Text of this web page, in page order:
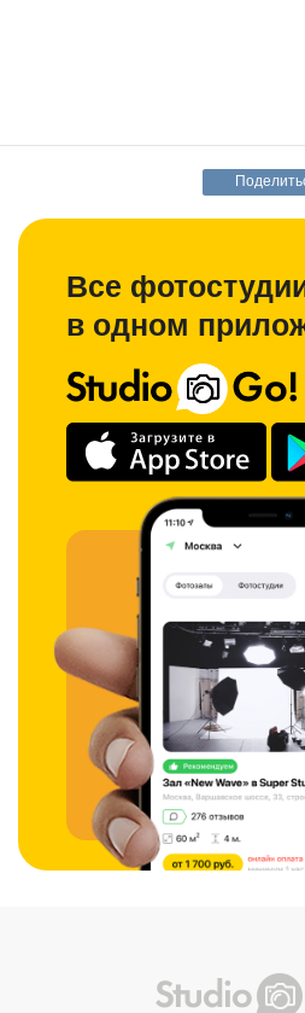
Все
в одном